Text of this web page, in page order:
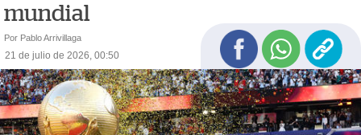
mundial
Por Pablo Arrivillaga
21 de julio de 2026, 00:50